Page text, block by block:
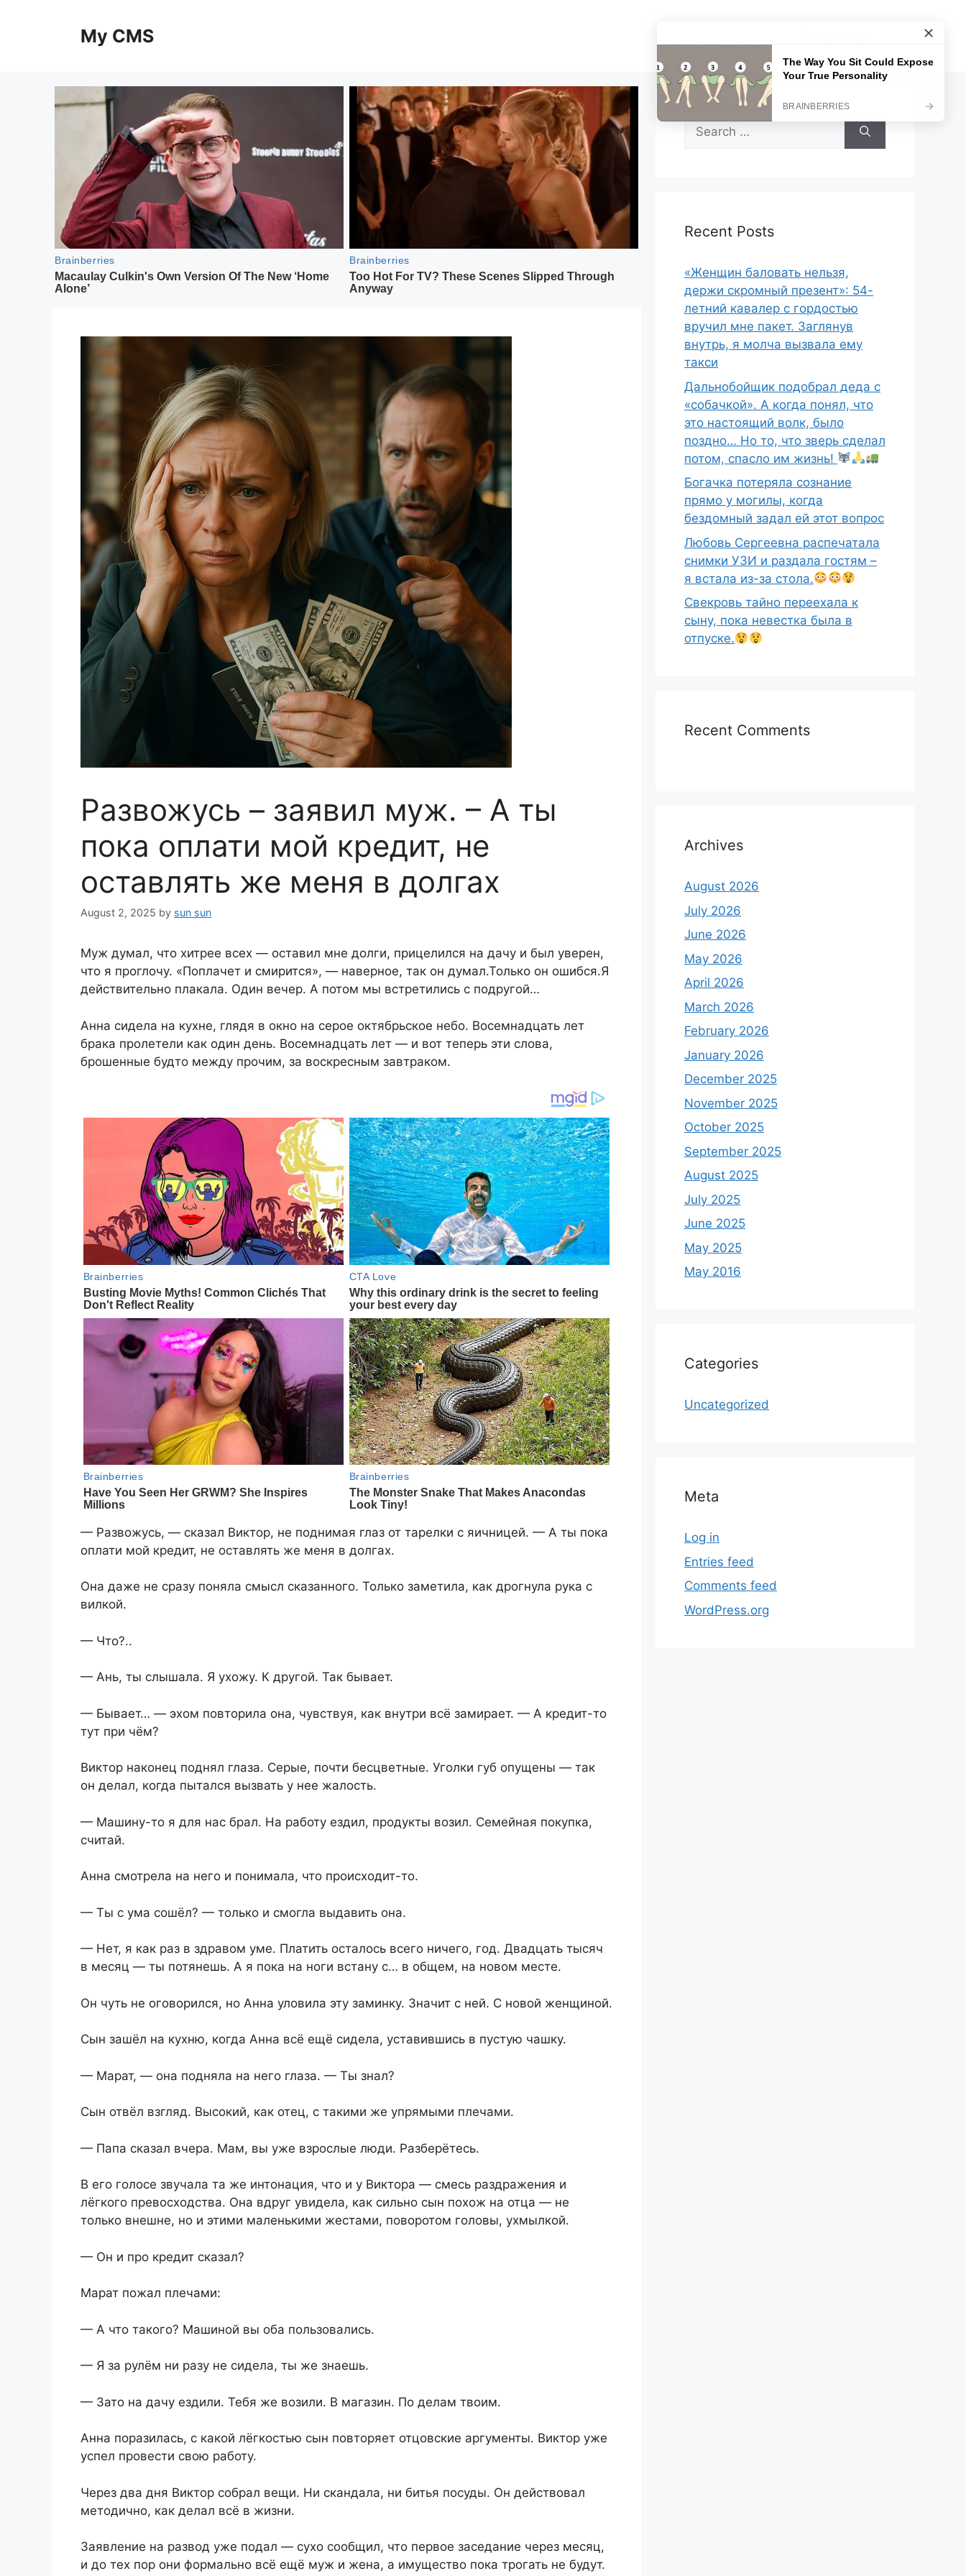
My CMS
Развожусь – заявил муж. – А ты
пока оплати мой кредит, не
оставлять же меня в долгах
August 2, 2025 by sun sun
Муж думал, что хитрее всех — оставил мне долги, прицелился на дачу и был уверен,
что я проглочу. «Поплачет и смирится», — наверное, так он думал.Только он ошибся.Я
действительно плакала. Один вечер. А потом мы встретились с подругой…
Анна сидела на кухне, глядя в окно на серое октябрьское небо. Восемнадцать лет
брака пролетели как один день. Восемнадцать лет — и вот теперь эти слова,
брошенные будто между прочим, за воскресным завтраком.
— Развожусь, — сказал Виктор, не поднимая глаз от тарелки с яичницей. — А ты пока
оплати мой кредит, не оставлять же меня в долгах.
Она даже не сразу поняла смысл сказанного. Только заметила, как дрогнула рука с
вилкой.
— Что?..
— Ань, ты слышала. Я ухожу. К другой. Так бывает.
— Бывает… — эхом повторила она, чувствуя, как внутри всё замирает. — А кредит-то
тут при чём?
Виктор наконец поднял глаза. Серые, почти бесцветные. Уголки губ опущены — так
он делал, когда пытался вызвать у нее жалость.
— Машину-то я для нас брал. На работу ездил, продукты возил. Семейная покупка,
считай.
Анна смотрела на него и понимала, что происходит-то.
— Ты с ума сошёл? — только и смогла выдавить она.
— Нет, я как раз в здравом уме. Платить осталось всего ничего, год. Двадцать тысяч
в месяц — ты потянешь. А я пока на ноги встану с… в общем, на новом месте.
Он чуть не оговорился, но Анна уловила эту заминку. Значит с ней. С новой женщиной.
Сын зашёл на кухню, когда Анна всё ещё сидела, уставившись в пустую чашку.
— Марат, — она подняла на него глаза. — Ты знал?
Сын отвёл взгляд. Высокий, как отец, с такими же упрямыми плечами.
— Папа сказал вчера. Мам, вы уже взрослые люди. Разберётесь.
В его голосе звучала та же интонация, что и у Виктора — смесь раздражения и
лёгкого превосходства. Она вдруг увидела, как сильно сын похож на отца — не
только внешне, но и этими маленькими жестами, поворотом головы, ухмылкой.
— Он и про кредит сказал?
Марат пожал плечами:
— А что такого? Машиной вы оба пользовались.
— Я за рулём ни разу не сидела, ты же знаешь.
— Зато на дачу ездили. Тебя же возили. В магазин. По делам твоим.
Анна поразилась, с какой лёгкостью сын повторяет отцовские аргументы. Виктор уже
успел провести свою работу.
Через два дня Виктор собрал вещи. Ни скандала, ни битья посуды. Он действовал
методично, как делал всё в жизни.
Заявление на развод уже подал — сухо сообщил, что первое заседание через месяц,
и до тех пор они формально всё ещё муж и жена, а имущество пока трогать не будут.
Search
for:
Recent Posts
«Женщин баловать нельзя,
держи скромный презент»: 54-
летний кавалер с гордостью
вручил мне пакет. Заглянув
внутрь, я молча вызвала ему
такси
Дальнобойщик подобрал деда с
«собачкой». А когда понял, что
это настоящий волк, было
поздно… Но то, что зверь сделал
потом, спасло им жизнь!
Богачка потеряла сознание
прямо у могилы, когда
бездомный задал ей этот вопрос
Любовь Сергеевна распечатала
снимки УЗИ и раздала гостям –
я встала из-за стола.
Свекровь тайно переехала к
сыну, пока невестка была в
отпуске.
Recent Comments
Archives
August 2026
July 2026
June 2026
May 2026
April 2026
March 2026
February 2026
January 2026
December 2025
November 2025
October 2025
September 2025
August 2025
July 2025
June 2025
May 2025
May 2016
Categories
Uncategorized
Meta
Log in
Entries feed
Comments feed
WordPress.org